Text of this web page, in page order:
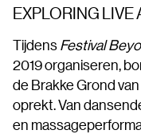
EXPLORING LIVE
TijdensFestival
2019 organiseren,
de Brakke Grond
oprekt. Van
en